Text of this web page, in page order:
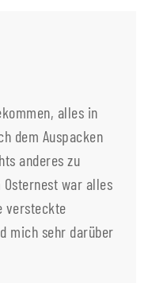
alles in
dem Auspacken
anderes zu
war alles
versteckte
mich sehr darüber